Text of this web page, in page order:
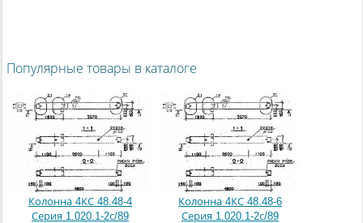
Популярные товары в каталоге
Колонна 4КС 48.48-4
Серия 1.020.1-2с/89
Колонна 4КС 48.48-6
Серия 1.020.1-2с/89